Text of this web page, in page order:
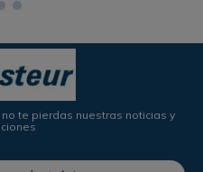
te pierdas nuestras noticias y